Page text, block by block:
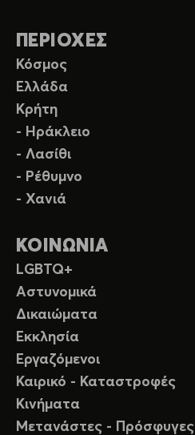
ΠΕΡΙΟΧΕΣ
Κόσμος
Ελλάδα
Κρήτη
- Ηράκλειο
- Λασίθι
- Ρέθυμνο
- Χανιά
ΚΟΙΝΩΝΙΑ
LGBTQ+
Αστυνομικά
Δικαιώματα
Εκκλησία
Εργαζόμενοι
Καιρικό - Καταστροφές
Κινήματα
Μετανάστες - Πρόσφυγες